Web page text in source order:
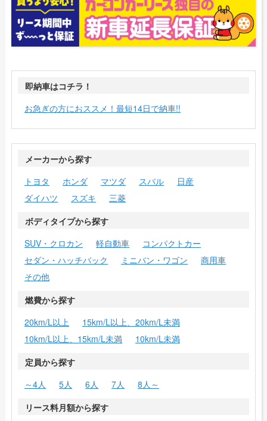
即納車はコチラ！
お急ぎの方におススメ！最短14日で納車!!
メーカーから探す
トヨタ
ホンダ マツダ スバル
日産
ダイハツ
スズキ
三菱
ボディタイプから探す
SUV・クロカン
軽自動車
コンパクトカー
セダン・ハッチバック
ミニバン・ワゴン
商用車
その他
燃費から探す
20km/L以上
15km/L以上、20km/L未満
10km/L以上、15km/L未満
10km/L未満
定員から探す
～4人
5人 6人 7人
8人～
リース料月額から探す